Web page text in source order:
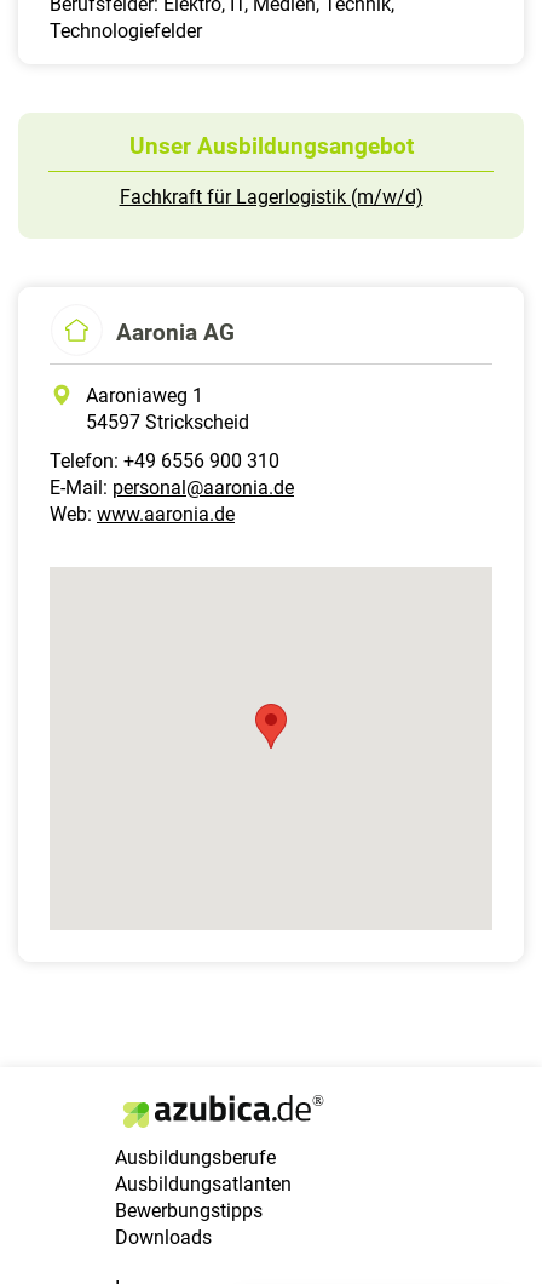
Technologiefelder
Unser Ausbildungsangebot
Fachkraft für Lagerlogistik (m/w/d)
Aaronia AG
Aaroniaweg 1
54597 Strickscheid
Telefon: +49 6556 900 310
E-Mail: personal@aaronia.de
Web: www.aaronia.de
Ausbildungsberufe
Ausbildungsatlanten
Bewerbungstipps
Downloads